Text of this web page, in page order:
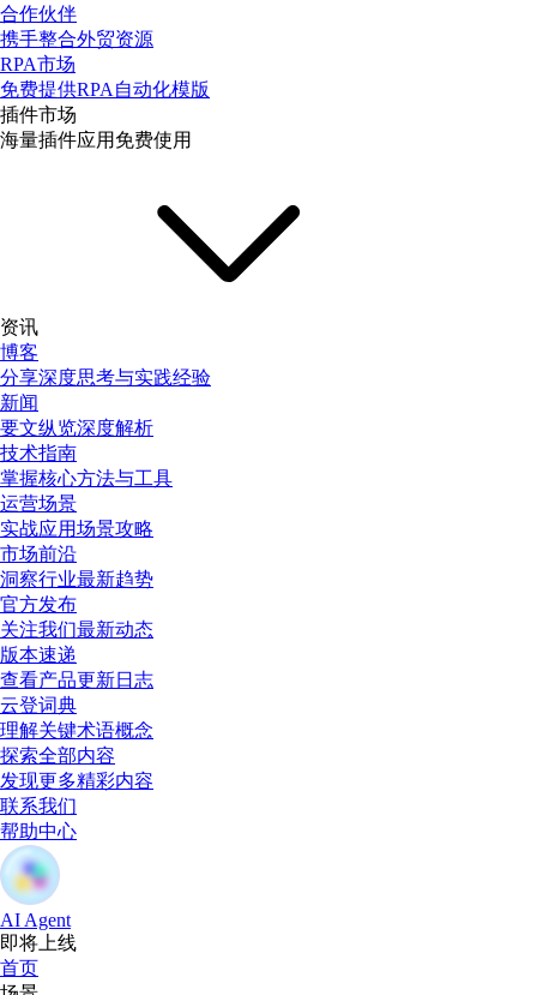
合作伙伴
携手整合外贸资源
RPA市场
免费提供RPA自动化模版
插件市场
海量插件应用免费使用
资讯
博客
分享深度思考与实践经验
新闻
要文纵览深度解析
技术指南
掌握核心方法与工具
运营场景
实战应用场景攻略
市场前沿
洞察行业最新趋势
官方发布
关注我们最新动态
版本速递
查看产品更新日志
云登词典
理解关键术语概念
探索全部内容
发现更多精彩内容
联系我们
帮助中心
AI Agent
即将上线
首页